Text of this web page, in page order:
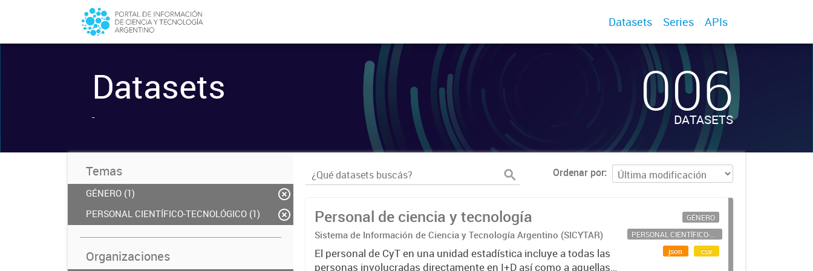
Datasets Series APIs
Datasets
- 006
DATASETS
Temas
GÉNERO (1)
PERSONAL CIENTÍFICO-TECNOLÓGICO (1)
Organizaciones
Ordenar por
Personal de ciencia y tecnología
Sistema de Información de Ciencia y Tecnología Argentino (SICYTAR)
El personal de CyT en una unidad estadística incluye a todas las
personas involucradas directamente en I+D así como a aquellas
GÉNERO
PERSONAL CIENTÍFICO-TECNOLÓGICO
json
csv